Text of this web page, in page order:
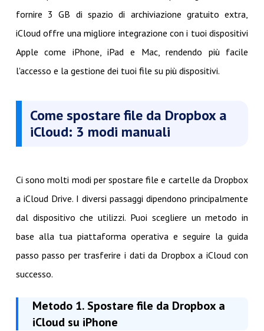
fornire 3 GB di spazio di archiviazione gratuito extra,
iCloud offre una migliore integrazione con i tuoi dispositivi
Apple come iPhone, iPad e Mac, rendendo più facile
l'accesso e la gestione dei tuoi file su più dispositivi.
Come spostare file da Dropbox a
iCloud: 3 modi manuali
Ci sono molti modi per spostare file e cartelle da Dropbox
a iCloud Drive. I diversi passaggi dipendono principalmente
dal dispositivo che utilizzi. Puoi scegliere un metodo in
base alla tua piattaforma operativa e seguire la guida
passo passo per trasferire i dati da Dropbox a iCloud con
successo.
Metodo 1. Spostare file da Dropbox a
iCloud su iPhone